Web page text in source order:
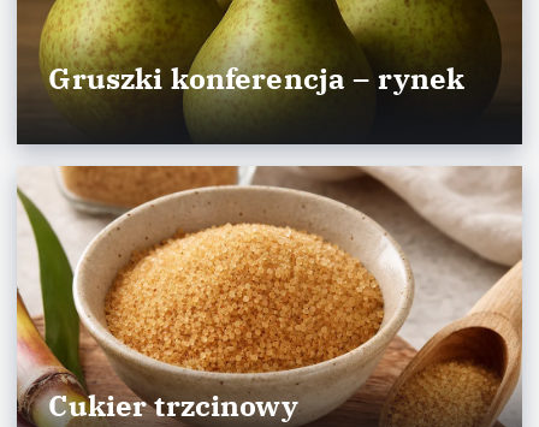
Gruszki konferencja – rynek
Cukier trzcinowy